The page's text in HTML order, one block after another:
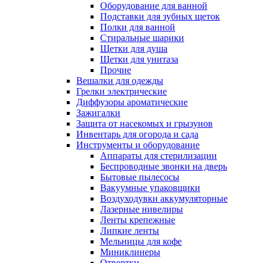
Оборудование для ванной
Подставки для зубных щеток
Полки для ванной
Стиральные шарики
Щетки для душа
Щетки для унитаза
Прочие
Вешалки для одежды
Грелки электрические
Диффузоры ароматические
Зажигалки
Защита от насекомых и грызунов
Инвентарь для огорода и сада
Инструменты и оборудование
Аппараты для стерилизации
Беспроводные звонки на дверь
Бытовые пылесосы
Вакуумные упаковщики
Воздуходувки аккумуляторные
Лазерные нивелиры
Ленты крепежные
Липкие ленты
Мельницы для кофе
Миниклинеры